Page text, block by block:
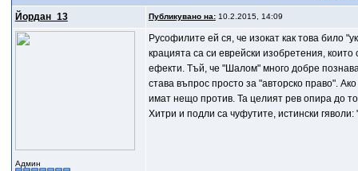
Йордан_13 Публикувано на:10.2.2015, 14:09
Админ
Русофилите ей ся, че изокат как това било
крацията са си еврейски изобретения,
ефекти. Тъй, че "Шалом" много добре
става въпрос просто за "авторско право".
имат нещо против. Та целият рев опира до
Хитри и подли са чуфутите, истински